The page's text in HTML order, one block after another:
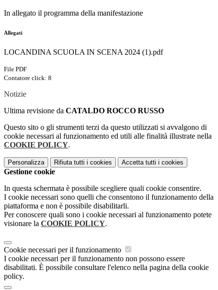
In allegato il programma della manifestazione
Allegati
LOCANDINA SCUOLA IN SCENA 2024 (1).pdf
File PDF
Contatore click: 8
Notizie
Ultima revisione da CATALDO ROCCO RUSSO
Questo sito o gli strumenti terzi da questo utilizzati si avvalgono di
cookie necessari al funzionamento ed utili alle finalità illustrate nella
COOKIE POLICY.
Personalizza Rifiuta tutti i cookies Accetta tutti i cookies
Gestione cookie
In questa schermata è possibile scegliere quali cookie consentire.
I cookie necessari sono quelli che consentono il funzionamento della
piattaforma e non è possibile disabilitarli.
Per conoscere quali sono i cookie necessari al funzionamento potete
visionare la COOKIE POLICY.
Cookie necessari per il funzionamento
I cookie necessari per il funzionamento non possono essere
disabilitati. È possibile consultare l'elenco nella pagina della cookie
policy.